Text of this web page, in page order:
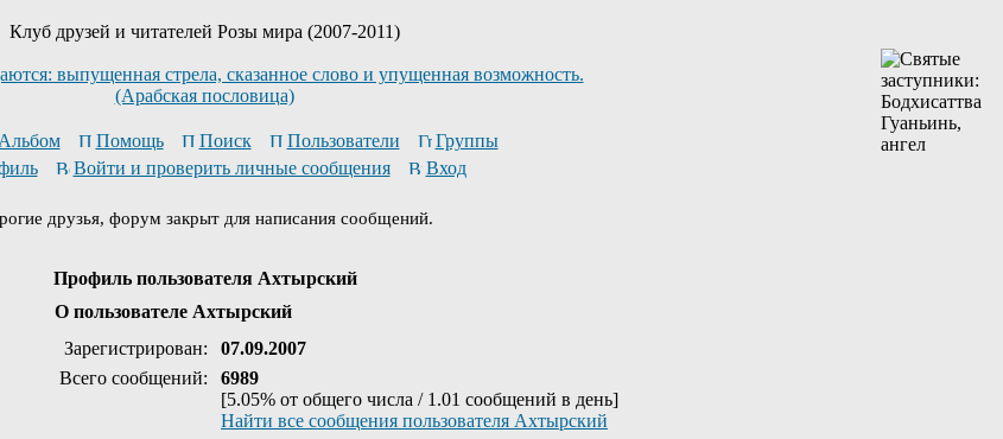
Клуб друзей и читателей Розы мира (2007-2011)
выпущенная стрела, сказанное слово и упущенная возможность.
(Арабская пословица)
Альбом Помощь Поиск Пользователи
Группы
Войти и проверить личные сообщения Вход
друзья, форум закрыт для написания сообщений.
Профиль пользователя Ахтырский
О пользователе Ахтырский
Зарегистрирован:
07.09.2007
Всего сообщений:
6989
[5.05% от общего числа / 1.01 сообщений в день]
Найти все сообщения пользователя Ахтырский